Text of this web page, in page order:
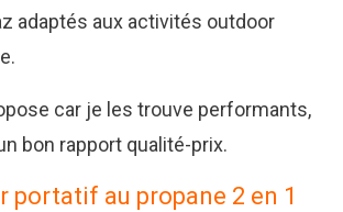
adaptés aux activités outdoor
car je les trouve performants,
bon rapport qualité-prix.
portatif au propane 2 en 1